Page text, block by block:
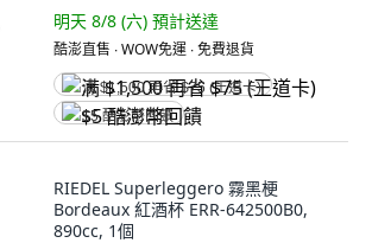
明天 8/8 (六) 預計送達
酷澎直售 ∙ WOW免運 ∙ 免費退貨
满 $1,500 再省 $75 (王道卡)
$5 酷澎幣回饋
RIEDEL Superleggero 霧黑梗
Bordeaux 紅酒杯 ERR-642500B0,
890cc, 1個